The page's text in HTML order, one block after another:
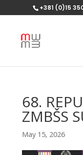
+381 (0)15
68.
ZMBŠS
May 15, 2026